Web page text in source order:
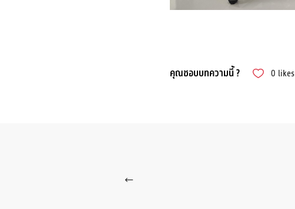
คุณชอบบทความนี้ ? 0 likes